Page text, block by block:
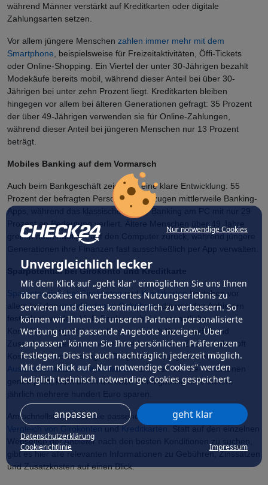
Nur notwendige Cookies
Unvergleichlich lecker
Mit dem Klick auf „geht klar” ermöglichen Sie uns Ihnen
über Cookies ein verbessertes Nutzungserlebnis zu
servieren und dieses kontinuierlich zu verbessern. So
können wir Ihnen bei unseren Partnern personalisierte
Werbung und passende Angebote anzeigen. Über
„anpassen” können Sie Ihre persönlichen Präferenzen
festlegen. Dies ist auch nachträglich jederzeit möglich.
Mit dem Klick auf „Nur notwendige Cookies” werden
lediglich technisch notwendige Cookies gespeichert.
anpassen geht klar
Datenschutzerklärung
Cookierichtlinie
Impressum
während Männer verstärkt auf Kreditkarten oder digitale
Zahlungsarten setzen.
Vor allem jüngere Menschen zahlen immer mehr mit dem
Smartphone , beispielsweise für Freizeitaktivitäten, Öffi-Tickets
oder Online-Shopping. Ein Viertel der unter 30-Jährigen bezahlt
Modekäufe bereits mobil, während dieser Anteil bei über 30-
Jährigen bei unter zehn Prozent liegt. Kreditkarten bleiben
hingegen vor allem bei älteren Generationen gefragt: 35 Prozent
der über 49-Jährigen verwenden sie für Online-Zahlungen,
während dieser Anteil bei jüngeren Menschen nur 13 Prozent
beträgt.
Mobiles Banking auf dem Vormarsch
Auch beim Bankgeschäft zeigt sich eine klare Entwicklung: 55
Prozent der befragten Personen bevorzugen mittlerweile Banking-
Apps, während das klassische Online-Banking am PC mit nur 29
Prozent an Bedeutung verliert. Ältere Menschen über 49 Jahre
greifen noch häufiger auf den Computer zurück, während jüngere
Sparpotential bei Girokonto und Kreditkarte
Sparpotenziale bei GirokontenundKreditkartenbestehen vor
allem bei den verschiedenen Gebühren, die von den Anbietern
festgelegt werden. Viele Banken erheben monatliche
Kontoführungsgebühren, die sich je nach Kontomodell und
Zusatzleistungen stark unterscheiden können. Zudem fallen oft
Kosten für Überweisungen, Bargeldabhebungen oder
Auslandseinsätze bei Kreditkartenan. Wer hier die Konditionen
genau prüft, kann durch die Wahl eines günstigen Anbieters
Am schnellsten finden Sie passende Angebote mit unserem
Vergleich von Girokonten
Kreditkarten
Webseiten der Anbieter nach den besten Konditionen zu suchen,
gibt es hier alle relevanten Informationen zu Gebühren, Zinssätzen
und Zusatzkosten auf einen Blick.